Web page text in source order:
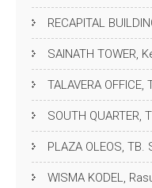
RECAPITAL
SAINATH TOWER,
TALAVERA
SOUTH
PLAZA OLEOS,
WISMA KODEL,